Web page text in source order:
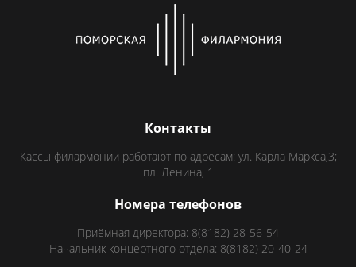
Контакты
Кассы филармонии работают по адресам: ул. Карла Маркса,3;
пл. Ленина, 1
Номера телефонов
Приёмная директора: 8(8182) 28-56-54
Начальник концертного отдела: 8(8182) 20-40-24